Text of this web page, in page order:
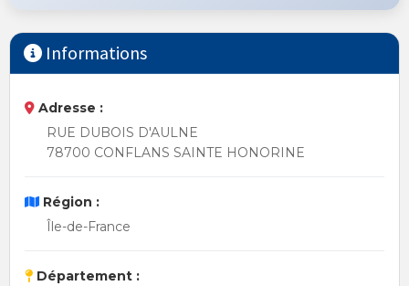
Informations
Adresse :
RUE DUBOIS D'AULNE
78700 CONFLANS SAINTE HONORINE
Région :
Île-de-France
Département :